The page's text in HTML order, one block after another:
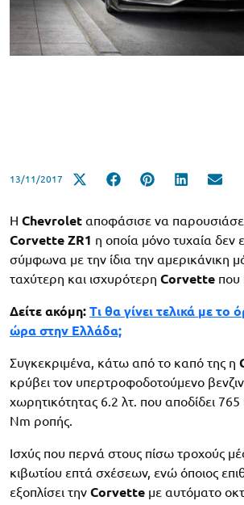
13/11/2017
Η Chevrolet αποφάσισε να
Corvette ZR1 η οποία μόνο τυχαία δεν
σύμφωνα με την ίδια την αμερικάνικη
ταχύτερη και ισχυρότερη Corvette που
Δείτε ακόμη: Τι θα γίνει τελικά με το
ώρα στην Ελλάδα;
Συγκεκριμένα, κάτω από το καπό της η
κρύβει τον υπερτροφοδοτούμενο
χωρητικότητας 6.2 λτ. που αποδίδει 765
Nm ροπής.
Ισχύς που περνά στους πίσω τροχούς
κιβωτίου επτά σχέσεων, ενώ όποιος
εξοπλίσει την Corvette με αυτόματο